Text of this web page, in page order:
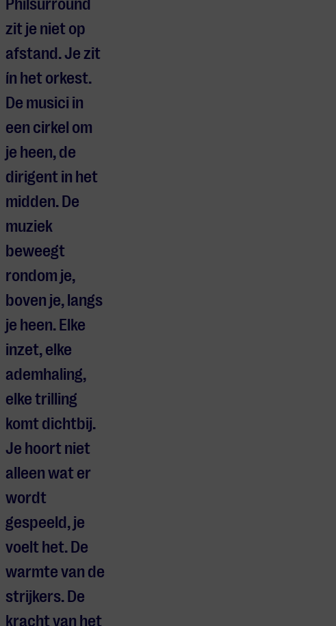
Philsurround
zit je niet op
afstand. Je zit
ín het orkest.
De musici in
een cirkel om
je heen, de
dirigent in het
midden. De
muziek
beweegt
rondom je,
boven je, langs
je heen. Elke
inzet, elke
ademhaling,
elke trilling
komt dichtbij.
Je hoort niet
alleen wat er
wordt
gespeeld, je
voelt het. De
warmte van de
strijkers. De
kracht van het